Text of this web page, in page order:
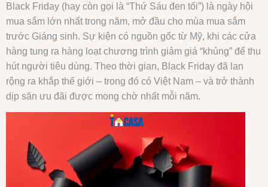
Black Friday (hay còn gọi là “Thứ Sáu đen tối”) là ngày hội
mua sắm lớn nhất trong năm, mở đầu cho mùa mua sắm
trước Giáng sinh. Sự kiện có nguồn gốc từ Mỹ, khi các cửa
hàng tung ra hàng loạt chương trình giảm giá “khủng” để thu
hút người tiêu dùng. Theo thời gian, Black Friday đã lan
rộng ra khắp thế giới – trong đó có Việt Nam – và trở thành
dịp săn ưu đãi được mong chờ nhất mỗi năm.